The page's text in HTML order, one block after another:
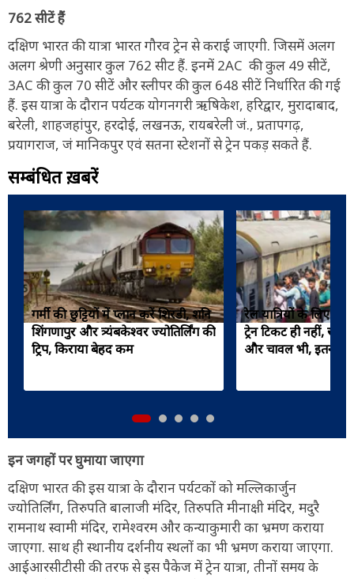
762 सीटें हैं
दक्षिण भारत की यात्रा भारत गौरव ट्रेन से कराई जाएगी. जिसमें अलग
अलग श्रेणी अनुसार कुल 762 सीट हैं. इनमें 2AC की कुल 49 सीटें,
3AC की कुल 70 सीटें और स्लीपर की कुल 648 सीटें निर्धारित की गई
हैं. इस यात्रा के दौरान पर्यटक योगनगरी ऋषिकेश, हरिद्वार, मुरादाबाद,
बरेली, शाहजहांपुर, हरदोई, लखनऊ, रायबरेली जं., प्रतापगढ़,
प्रयागराज, जं मानिकपुर एवं सतना स्टेशनों से ट्रेन पकड़ सकते हैं.
सम्बंधित ख़बरें
गर्मी की छुट्टियों में प्लान करें शिरडी, शनि
शिंगणापुर और त्र्यंबकेश्वर ज्योतिर्लिंग की
ट्रिप, किराया बेहद कम
रेल यात्रियों के लिए
ट्रेन टिकट ही नहीं,
और चावल भी, इतनी
इन जगहों पर घुमाया जाएगा
दक्षिण भारत की इस यात्रा के दौरान पर्यटकों को मल्लिकार्जुन
ज्योतिर्लिंग, तिरुपति बालाजी मंदिर, तिरुपति मीनाक्षी मंदिर, मदुरै
रामनाथ स्वामी मंदिर, रामेश्वरम और कन्याकुमारी का भ्रमण कराया
जाएगा. साथ ही स्थानीय दर्शनीय स्थलों का भी भ्रमण कराया जाएगा.
आईआरसीटीसी की तरफ से इस पैकेज में ट्रेन यात्रा, तीनों समय के